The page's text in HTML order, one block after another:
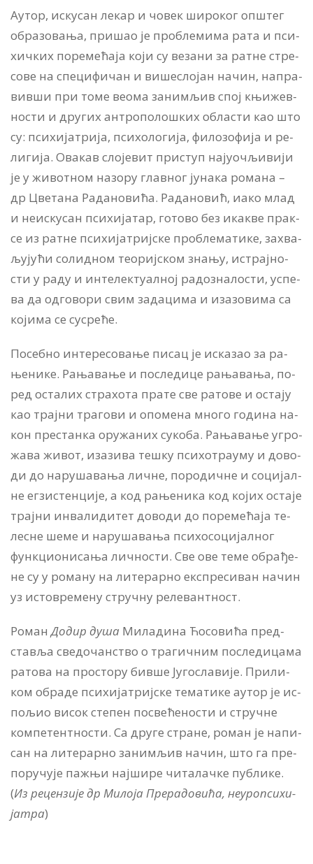
Аутор, ис­ку­сан ле­кар и чо­век ши­ро­ког оп­штег
обра­зо­ва­ња, при­шао је про­бле­ми­ма ра­та и пси­
хич­ких по­ре­ме­ћа­ја ко­ји су ве­за­ни за рат­не стре­
со­ве на спе­ци­фи­чан и ви­ше­сло­јан на­чин, на­пра­
вив­ши при то­ме ве­о­ма за­ни­мљив спој књи­жев­
но­сти и дру­гих ан­тро­по­ло­шких обла­сти као што
су: пси­хи­ја­три­ја, пси­хо­ло­ги­ја, фи­ло­зо­фи­ја и ре­
ли­ги­ја. Ова­кав сло­је­вит при­ступ нај­у­оч­љи­ви­ји
је у жи­вот­ном на­зо­ру глав­ног ју­на­ка ро­ма­на –
др Цве­та­на Ра­да­но­ви­ћа. Ра­да­но­вић, иако млад
и не­ис­ку­сан пси­хи­ја­тар, го­то­во без ика­кве прак­
се из рат­не пси­хи­ја­триј­ске про­бле­ма­ти­ке, за­хва­
љу­ју­ћи со­лид­ном те­о­риј­ском зна­њу, ис­трај­но­
сти у ра­ду и ин­те­лек­ту­ал­ној ра­до­зна­ло­сти, успе­
ва да од­го­во­ри свим за­да­ци­ма и иза­зо­ви­ма са
ко­ји­ма се су­сре­ће.
По­себ­но ин­те­ре­со­ва­ње пи­сац је ис­ка­зао за ра­
ње­ни­ке. Ра­ња­ва­ње и по­сле­ди­це ра­ња­ва­ња, по­
ред оста­лих стра­хо­та пра­те све ра­то­ве и оста­ју
као трај­ни тра­го­ви и опо­ме­на мно­го го­ди­на на­
кон пре­стан­ка ору­жа­них су­ко­ба. Ра­ња­ва­ње угро­
жа­ва жи­вот, иза­зи­ва те­шку пси­хо­тра­у­му и до­во­
ди до на­ру­ша­ва­ња лич­не, по­ро­дич­не и со­ци­јал­
не ег­зи­стен­ци­је, а код ра­ње­ни­ка код ко­јих оста­је
трај­ни ин­ва­ли­ди­тет до­во­ди до по­ре­ме­ћа­ја те­
ле­сне ше­ме и на­ру­ша­ва­ња пси­хо­со­ци­јал­ног
функ­ци­о­ни­са­ња лич­но­сти. Све ове те­ме об­ра­ђе­
не су у ро­ма­ну на ли­те­рар­но екс­пре­си­ван на­чин
уз исто­вре­ме­ну струч­ну ре­ле­вант­ност.
Ро­манДо­дир ду­ша Ми­ла­ди­на Ћо­со­ви­ћа пред­
ста­вља све­до­чан­ство о тра­гич­ним по­сле­ди­ца­ма
ра­то­ва на про­сто­ру бив­ше Ју­го­сла­ви­је. При­ли­
ком об­ра­де пси­хи­ја­триј­ске те­ма­ти­ке аутор је ис­
по­љио ви­сок сте­пен по­све­ће­но­сти и струч­не
ком­пе­тент­но­сти. Са дру­ге стра­не, ро­ман је на­пи­
сан на ли­те­рар­но за­ни­мљив на­чин, што га пре­
по­ру­чу­је па­жњи нај­ши­ре чи­та­лач­ке пу­бли­ке.
(Из рецензије др Ми­ло­ја Пре­ра­до­вића, не­у­роп­си­хи­
ја­тра)